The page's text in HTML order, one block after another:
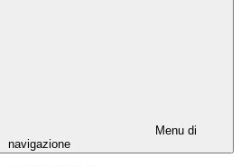
Menu di
navigazione